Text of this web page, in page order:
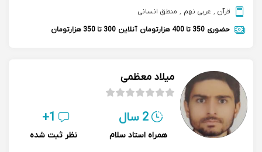
قرآن , عربی نهم , منطق انسانی
حضوری 350 تا 400 هزارتومان آنلاین 300 تا 350 هزارتومان
میلاد معظمی
2 سال
همراه استاد سلام
1+
نظر ثبت شده